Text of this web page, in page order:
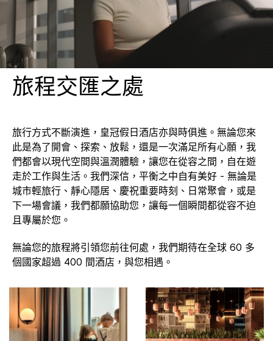
100.00%
旅程交匯之處
旅行方式不斷演進，皇冠假日酒店亦與時俱進。無論您來
此是為了開會、探索、放鬆，還是一次滿足所有心願，我
們都會以現代空間與溫潤體驗，讓您在從容之間，自在遊
走於工作與生活。​​我們深信，平衡之中自有美好 - 無論是
城市輕旅行、靜心隱居、慶祝重要時刻、日常聚會，或是
下一場會議，我們都願協助您，讓每一個瞬間都從容不迫
且專屬於您。
無論您的旅程將引領您前往何處，我們期待在全球 60 多
個國家超過 400 間酒店，與您相遇。